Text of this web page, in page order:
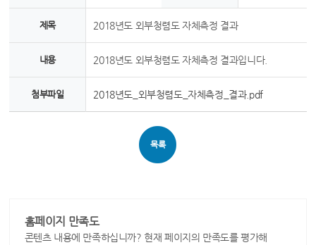
제목 2018년도 외부청렴도 자체측정 결과
내용 2018년도 외부청렴도 자체측정 결과입니다.
첨부파일 2018년도_외부청렴도_자체측정_결과.pdf
목록
홈페이지 만족도
콘텐츠 내용에 만족하십니까? 현재 페이지의 만족도를 평가해